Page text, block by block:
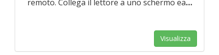
remoto. Collega il lettore a uno schermo ea…
Visualizza